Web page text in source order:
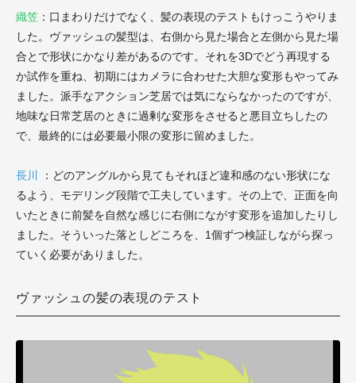
織笠 ：口まわりだけでなく、髪の表現のテストもけっこうやりま
した。ヴァッシュの髪型は、右側から見た場合と左側から見た場
合とで形状にかなり差があるのです。それを3Dでどう再現する
か試作を重ね、初期にはカメラに合わせた大胆な変形もやってみ
ました。派手なアクション芝居では気にならなかったのですが、
地味な日常芝居のときに過剰な変形をさせると悪目立ちしたの
で、最終的には必要最小限の変形に留めました。
長川
：どのアングルから見てもそれほど違和感のない形状にな
るよう、モデリング段階で工夫しています。その上で、正面を向
いたときに前髪を自然な感じに右側にながす変形を追加したりし
ました。そういった落としどころを、1個ずつ検証しながら探っ
ていく必要がありました。
ヴァッシュの髪の表現のテスト